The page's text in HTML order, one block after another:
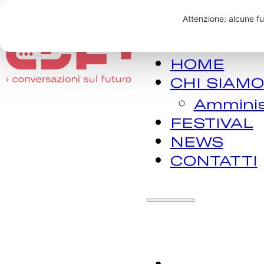
Vai al contenuto
HOME
CHI SIAMO
FESTIVAL
NEWS
CONTATTI